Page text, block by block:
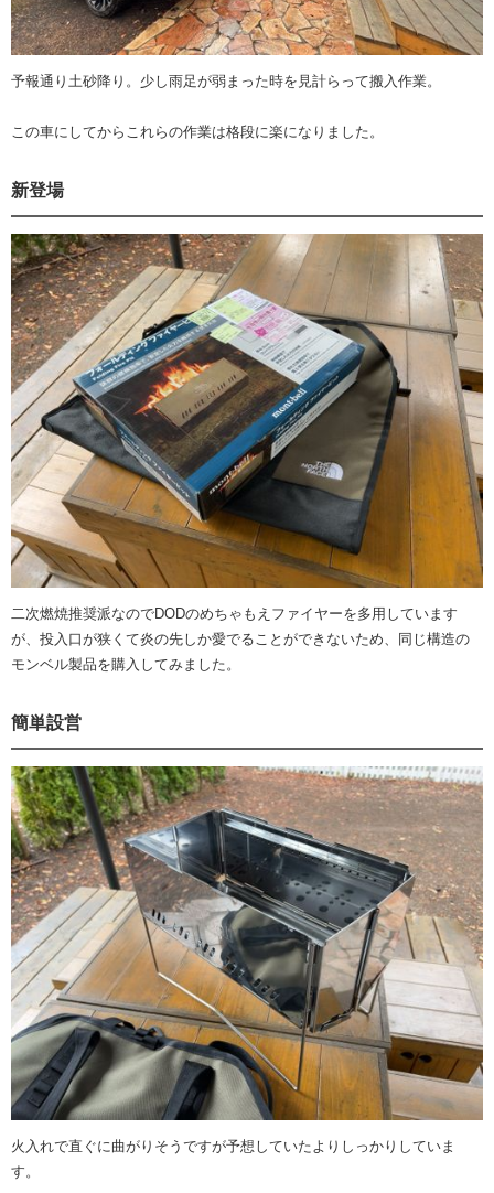
予報通り土砂降り。少し雨足が弱まった時を見計らって搬入作業。
この車にしてからこれらの作業は格段に楽になりました。
新登場
二次燃焼推奨派なのでDODのめちゃもえファイヤーを多用しています
が、投入口が狭くて炎の先しか愛でることができないため、同じ構造の
モンベル製品を購入してみました。
簡単設営
火入れで直ぐに曲がりそうですが予想していたよりしっかりしていま
す。